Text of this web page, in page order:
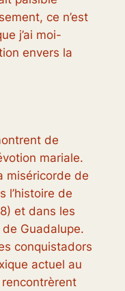
ce n’est
j’ai moi-
envers la
de
mariale.
miséricorde de
l’histoire de
et dans les
Guadalupe.
conquistadors
actuel au